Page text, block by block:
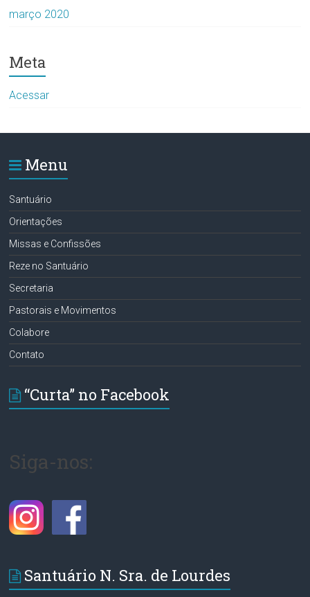
março 2020
Meta
Acessar
Menu
Santuário
Orientações
Missas e Confissões
Reze no Santuário
Secretaria
Pastorais e Movimentos
Colabore
Contato
“Curta” no Facebook
Siga-nos:
Santuário N. Sra. de Lourdes